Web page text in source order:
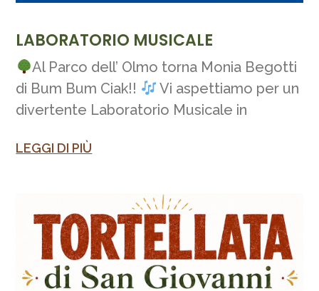
LABORATORIO MUSICALE
Al Parco dell’ Olmo torna Monia Begotti
di Bum Bum Ciak!!
Vi aspettiamo per un
divertente Laboratorio Musicale in
LEGGI DI PIÙ